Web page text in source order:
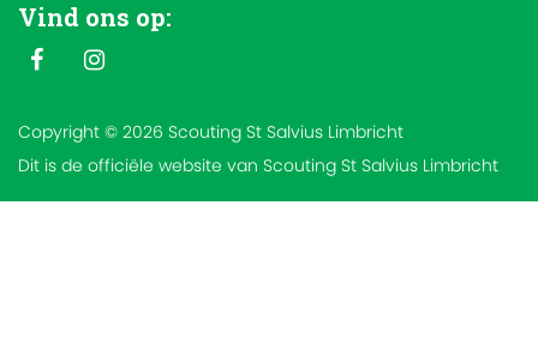
Vind ons op:
Copyright © 2026 Scouting St Salvius Limbricht
Dit is de officiële website van Scouting St Salvius Limbricht